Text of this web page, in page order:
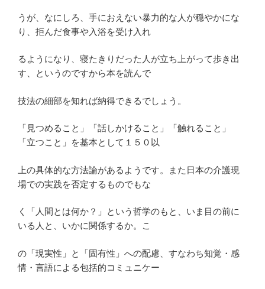
うが、なにしろ、手におえない暴力的な人が穏やかにな
り、拒んだ食事や入浴を受け入れ
るようになり、寝たきりだった人が立ち上がって歩き出
す、というのですから本を読んで
技法の細部を知れば納得できるでしょう。
「見つめること」「話しかけること」「触れること」
「立つこと」を基本として１５０以
上の具体的な方法論があるようです。また日本の介護現
場での実践を否定するものでもな
く「人間とは何か？」という哲学のもと、いま目の前に
いる人と、いかに関係するか。こ
の「現実性」と「固有性」への配慮、すなわち知覚・感
情・言語による包括的コミュニケー